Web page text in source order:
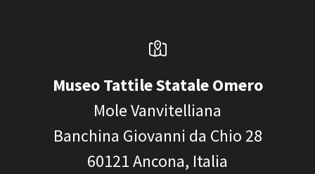
Museo Tattile Statale Omero
Mole Vanvitelliana
Banchina Giovanni da Chio 28
60121Ancona, Italia